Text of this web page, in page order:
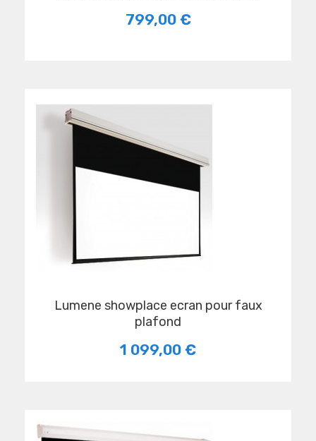
799,00 €
lumene showplace ecran pour faux
plafond
1 099,00 €